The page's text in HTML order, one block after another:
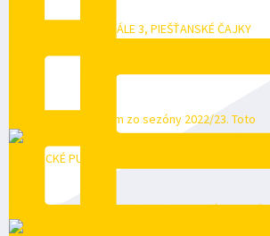
📸FOTOGALÉRIA: FINÁLE 3, PIEŠŤANSKÉ ČAJKY
Toto je strieborný tím zo sezóny 2022/23. Toto
Čajkám sme vzdorovali, nakoniec končíme sezón